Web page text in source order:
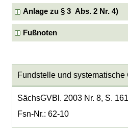
Anlage zu § 3 Abs. 2 Nr. 4)
Fußnoten
Fundstelle und
SächsGVBl. 2003 Nr. 8, S. 161
Fsn-Nr.: 62-10